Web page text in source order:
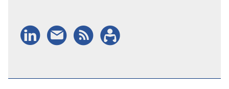
LinkedIn
Nieuwsbrief
RSSAbonneren